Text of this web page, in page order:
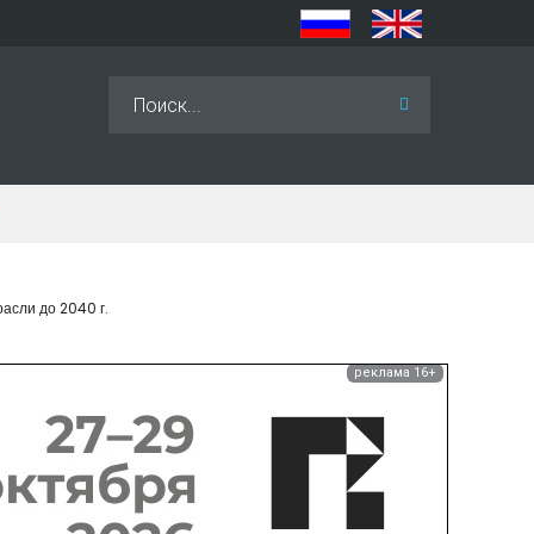
до 2040 г.
реклама 16+